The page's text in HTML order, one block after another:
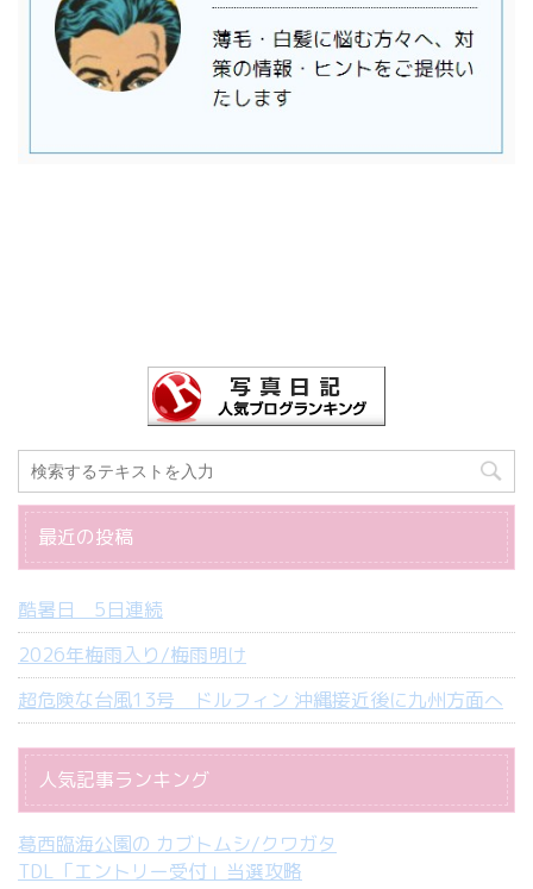
最近の投稿
酷暑日 5日連続
2026年梅雨入り/梅雨明け
超危険な台風13号 ドルフィン 沖縄接近後に九州方面へ
人気記事ランキング
葛西臨海公園の カブトムシ/クワガタ
TDL「エントリー受付」当選攻略